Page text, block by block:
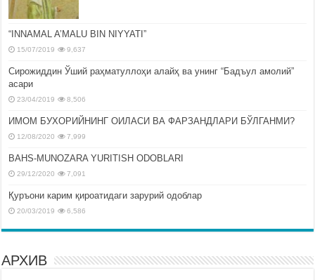
“INNAMAL A’MALU BIN NIYYATI”
15/07/2019 9,637
Сирожиддин Ўший раҳматуллоҳи алайҳ ва унинг “Бадъул амолий”
асари
23/04/2019 8,506
ИМОМ БУХОРИЙНИНГ ОИЛАСИ ВА ФАРЗАНДЛАРИ БЎЛГАНМИ?
12/08/2020 7,999
BAHS-MUNOZARA YURITISH ODOBLARI
29/12/2020 7,091
Қуръони карим қироатидаги зарурий одоблар
20/03/2019 6,586
АРХИВ